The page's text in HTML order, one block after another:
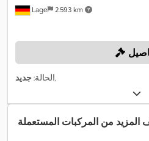
Lage 2.593 km
الحالة:جديد ,
المزيد من المركبات المستعملة